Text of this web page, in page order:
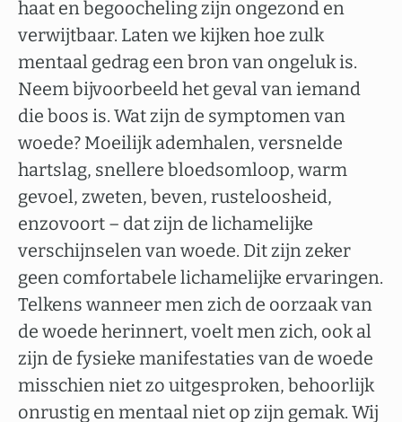
haat en begoocheling zijn ongezond en
verwijtbaar. Laten we kijken hoe zulk
mentaal gedrag een bron van ongeluk is.
Neem bijvoorbeeld het geval van iemand
die boos is. Wat zijn de symptomen van
woede? Moeilijk ademhalen, versnelde
hartslag, snellere bloedsomloop, warm
gevoel, zweten, beven, rusteloosheid,
enzovoort – dat zijn de lichamelijke
verschijnselen van woede. Dit zijn zeker
geen comfortabele lichamelijke ervaringen.
Telkens wanneer men zich de oorzaak van
de woede herinnert, voelt men zich, ook al
zijn de fysieke manifestaties van de woede
misschien niet zo uitgesproken, behoorlijk
onrustig en mentaal niet op zijn gemak. Wij